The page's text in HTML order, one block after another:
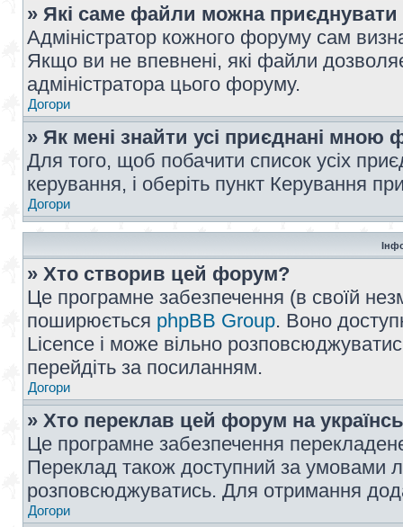
» Які саме файли можна
Адміністратор кожного форуму сам
Якщо ви не впевнені, які файли
адміністратора цього форуму.
Догори
» Як мені знайти усі приєднані мною
Для того, щоб побачити список усіх
керування, і оберіть пункт Керування
Догори
» Хто створив цей форум?
Це програмне забезпечення (в своїй
поширюється phpBB Group. Воно
Licence і може вільно
перейдіть за посиланням.
Догори
» Хто переклав цей форум на
Це програмне забезпечення
Переклад також доступний за умовами
розповсюджуватись. Для отримання
Догори